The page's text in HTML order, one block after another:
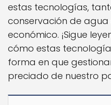
estas tecnologías,
conservación de
económico. ¡Sigue
cómo estas
forma en que
preciado de nuestro